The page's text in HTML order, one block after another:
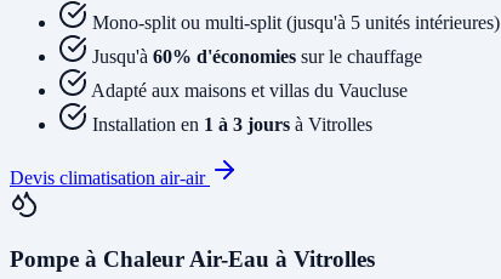
Mono-split ou multi-split (jusqu'à 5 unités intérieures)
Jusqu'à 60% d'économies sur le chauffage
Adapté aux maisons et villas du Vaucluse
Installation en 1 à 3 jours à Vitrolles
Devis climatisation air-air
Pompe à Chaleur Air-Eau à Vitrolles